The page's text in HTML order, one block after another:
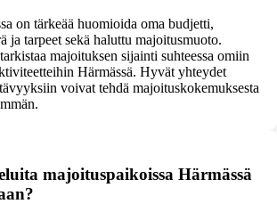
on tärkeää huomioida oma budjetti,
ja tarpeet sekä haluttu majoitusmuoto.
majoituksen sijainti suhteessa omiin
Härmässä. Hyvät yhteydet
voivat tehdä majoituskokemuksesta
majoituspaikoissa Härmässä